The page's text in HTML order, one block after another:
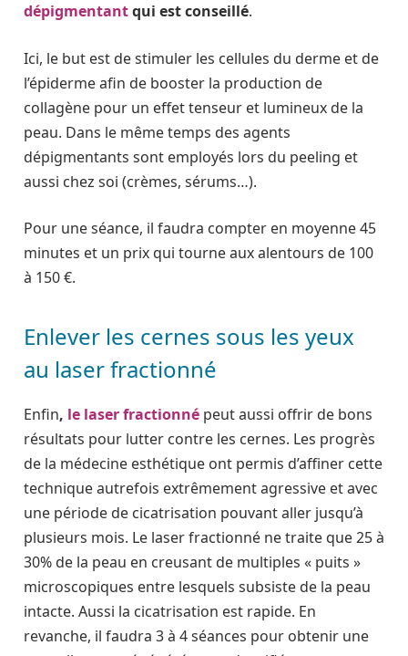
dépigmentantqui est conseillé.
Ici, le but est de stimuler les cellules du derme et de
l’épiderme afin de booster la production de
collagène pour un effet tenseur et lumineux de la
peau. Dans le même temps des agents
dépigmentants sont employés lors du peeling et
aussi chez soi (crèmes, sérums…).
Pour une séance, il faudra compter en moyenne 45
minutes et un prix qui tourne aux alentours de 100
à 150 €.
Enlever les cernes sous les yeux
au laser fractionné
Enfin, le laser fractionné peut aussi offrir de bons
résultats pour lutter contre les cernes. Les progrès
de la médecine esthétique ont permis d’affiner cette
technique autrefois extrêmement agressive et avec
une période de cicatrisation pouvant aller jusqu’à
plusieurs mois. Le laser fractionné ne traite que 25 à
30% de la peau en creusant de multiples « puits »
microscopiques entre lesquels subsiste de la peau
intacte. Aussi la cicatrisation est rapide. En
revanche, il faudra 3 à 4 séances pour obtenir une